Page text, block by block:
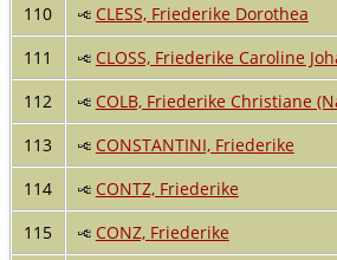
110
CLESS, Friederike Dorothea
111
CLOSS, Friederike Caroline
112
COLB, Friederike Christiane
113
CONSTANTINI, Friederike
114
CONTZ, Friederike
115
CONZ, Friederike